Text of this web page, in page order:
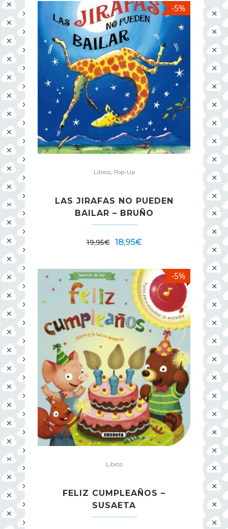
-5%
Libros, Pop-Up
LAS JIRAFAS NO PUEDEN
BAILAR – BRUÑO
19,95€ 18,95€
-5%
Libros
FELIZ CUMPLEAÑOS –
SUSAETA